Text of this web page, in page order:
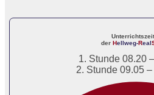
der Hellweg-Real
1. Stunde 08.20
2. Stunde 09.05